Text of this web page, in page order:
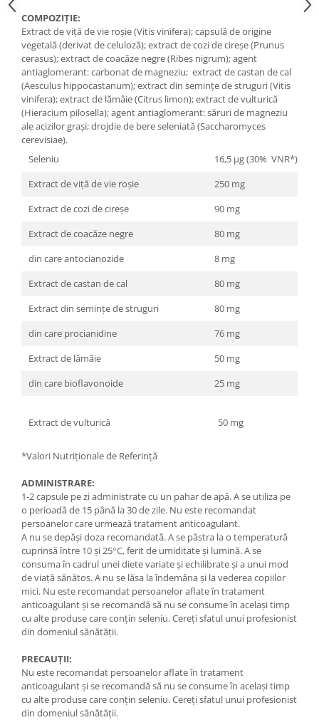
Cătină
Chlorella
Colina
Electroliti
Produse Apicole
Cacao
COMPOZIȚIE:
Extract de viță de vie roșie (Vitis vinifera); capsulă de origine
vegetală (derivat de celuloză); extract de cozi de cireșe (Prunus
cerasus); extract de coacăze negre (Ribes nigrum); agent
antiaglomerant: carbonat de magneziu; extract de castan de cal
(Aesculus hippocastanum); extract din semințe de struguri (Vitis
vinifera); extract de lămâie (Citrus limon); extract de vulturică
(Hieracium pilosella); agent antiaglomerant: săruri de magneziu
ale acizilor grași; drojdie de bere seleniată (Saccharomyces
cerevisiae).
Seleniu
16,5 μg (30% VNR*)
Extract de viță de vie roșie
250 mg
Extract de cozi de cireșe
90 mg
Extract de coacăze negre
80 mg
din care antocianozide
8 mg
Extract de castan de cal
80 mg
Extract din semințe de struguri
80 mg
din care procianidine
76 mg
Extract de lămâie
50 mg
din care bioflavonoide
25 mg
Extract de vulturică 50 mg
*Valori Nutriționale de Referință
ADMINISTRARE:
1-2 capsule pe zi administrate cu un pahar de apă. A se utiliza pe
o perioadă de 15 până la 30 de zile. Nu este recomandat
persoanelor care urmează tratament anticoagulant.
A nu se depăși doza recomandată. A se păstra la o temperatură
cuprinsă între 10 și 25°C, ferit de umiditate și lumină. A se
consuma în cadrul unei diete variate și echilibrate și a unui mod
de viață sănătos. A nu se lăsa la îndemâna și la vederea copiilor
mici. Nu este recomandat persoanelor aflate în tratament
anticoagulant și se recomandă să nu se consume în același timp
cu alte produse care conțin seleniu. Cereți sfatul unui profesionist
din domeniul sănătății.
PRECAUȚII:
Nu este recomandat persoanelor aflate în tratament
anticoagulant și se recomandă să nu se consume în același timp
cu alte produse care conțin seleniu. Cereți sfatul unui profesionist
din domeniul sănătății.